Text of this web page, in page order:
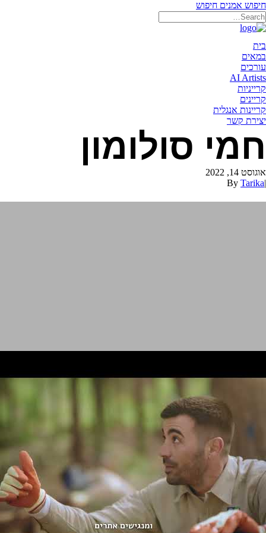
חיפוש אמנים חיפוש
בית
במאים
עורכים
AI Artists
קרייניות
קריינים
קריינות אנגלית
יצירת קשר
חמי סולומון
אוגוסט 14, 2022
|
By Tarika